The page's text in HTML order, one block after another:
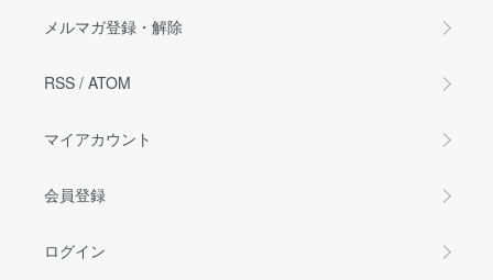
メルマガ登録・解除
RSS / ATOM
マイアカウント
会員登録
ログイン